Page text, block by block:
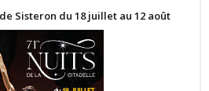
Sisteron du 18 juillet au 12 août